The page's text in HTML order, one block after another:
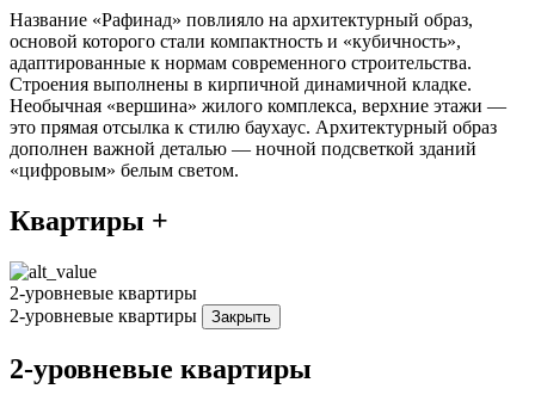
Название «Рафинад» повлияло на архитектурный образ,
основой которого стали компактность и «кубичность»,
адаптированные к нормам современного строительства.
Строения выполнены в кирпичной динамичной кладке.
Необычная «вершина» жилого комплекса, верхние этажи —
это прямая отсылка к стилю баухаус. Архитектурный образ
дополнен важной деталью — ночной подсветкой зданий
«цифровым» белым светом.
Квартиры +
2-уровневые квартиры
2-уровневые квартиры
Закрыть
2-уровневые квартиры